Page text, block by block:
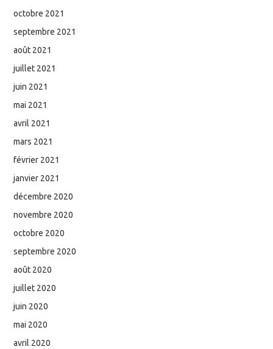
octobre 2021
septembre 2021
août 2021
juillet 2021
juin 2021
mai 2021
avril 2021
mars 2021
février 2021
janvier 2021
décembre 2020
novembre 2020
octobre 2020
septembre 2020
août 2020
juillet 2020
juin 2020
mai 2020
avril 2020